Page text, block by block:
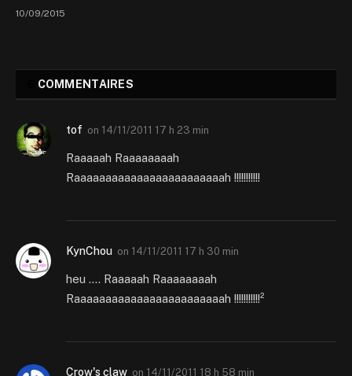
10/09/2015
COMMENTAIRES
tof on 14/11/2011 17 h 23 min
Raaaaah Raaaaaaaah
Raaaaaaaaaaaaaaaaaaaaaaaah !!!!!!!!!!!
KynChou on 14/11/2011 17 h 30 min
heu …. Raaaaah Raaaaaaaah
Raaaaaaaaaaaaaaaaaaaaaaaah !!!!!!!!!!!²
Crow's claw on 14/11/2011 18 h 58 min